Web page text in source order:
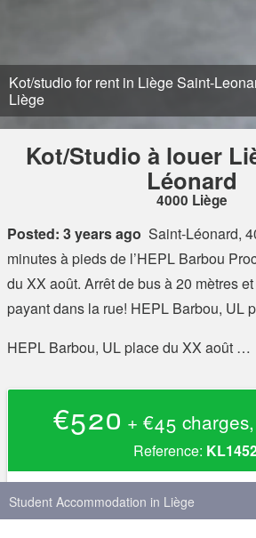
Student Accommodation in Liège
Kot/studio for rent in Liège Saint-
Liège
Kot/Studio à louer
Léonard
4000 Liège
Posted: 3 years ago Saint-Léonard,
minutes à pieds de l’HEPL Barbou
du XX août. Arrêt de bus à 20 mètres
payant dans la rue! HEPL Barbou, UL
HEPL Barbou, UL place du XX août …
€520 + €45
Reference:
Rent
€520
Charges
+ €45 charges,